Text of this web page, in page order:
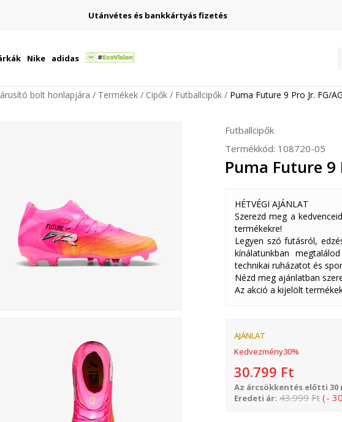
Utánvétes és bankkártyás fizetés
Nike adidas
bolt honlapjára Termékek Cipők Futballcipők Puma Future 9 Pro Jr. FG/AG
Futballcipők
Termékkód: 108720-05
Puma Future 9
HÉTVÉGI AJÁNLAT
Szerezd meg a
termékekre!
Legyen szó futásról,
kínálatunkban
technikai ruházatot és
Nézd meg ajánlatban
Az akció a kijelölt
AJÁNLAT
Kedvezmény30%
30.799 Ft
Az árcsökkentés előtti 30
Eredeti ár: 43.999 Ft (- 30